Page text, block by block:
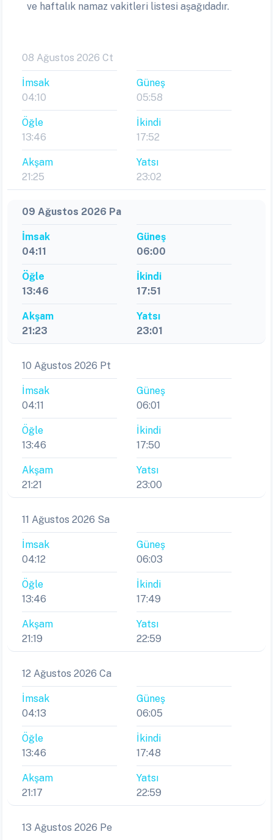
ve haftalık namaz vakitleri listesi aşağıdadır.
08 Ağustos 2026 Ct
İmsak
04:10
Güneş
05:58
Öğle
13:46
İkindi
17:52
Akşam
21:25
Yatsı
23:02
09 Ağustos 2026 Pa
İmsak
04:11
Güneş
06:00
Öğle
13:46
İkindi
17:51
Akşam
21:23
Yatsı
23:01
10 Ağustos 2026 Pt
İmsak
04:11
Güneş
06:01
Öğle
13:46
İkindi
17:50
Akşam
21:21
Yatsı
23:00
11 Ağustos 2026 Sa
İmsak
04:12
Güneş
06:03
Öğle
13:46
İkindi
17:49
Akşam
21:19
Yatsı
22:59
12 Ağustos 2026 Ca
İmsak
04:13
Güneş
06:05
Öğle
13:46
İkindi
17:48
Akşam
21:17
Yatsı
22:59
13 Ağustos 2026 Pe